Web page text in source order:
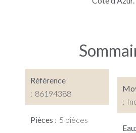
Référence
86194388
Pièces 5 pièces